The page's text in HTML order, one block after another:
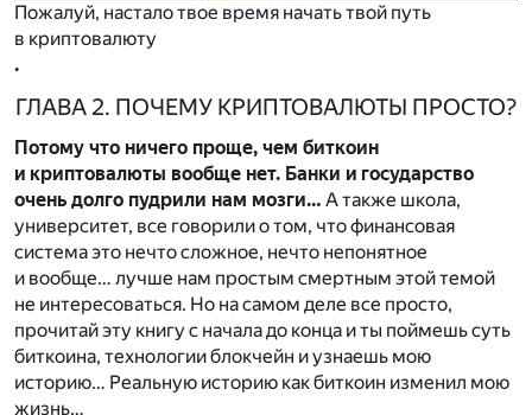
Пожалуй, настало твое время начать твой путь
в криптовалюту
.
ГЛАВА 2. ПОЧЕМУ КРИПТОВАЛЮТЫ ПРОСТО?
Потому что ничего проще, чем биткоин
и криптовалюты вообще нет. Банки и государство
очень долго пудрили нам мозги… А также школа,
университет, все говорили о том, что финансовая
система это нечто сложное, нечто непонятное
и вообще… лучше нам простым смертным этой темой
не интересоваться. Но на самом деле все просто,
прочитай эту книгу с начала до конца и ты поймешь суть
биткоина, технологии блокчейн и узнаешь мою
историю… Реальную историю как биткоин изменил мою
жизнь…